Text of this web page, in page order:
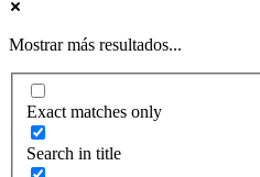
Mostrar más resultados...
Exact matches only
Search in title